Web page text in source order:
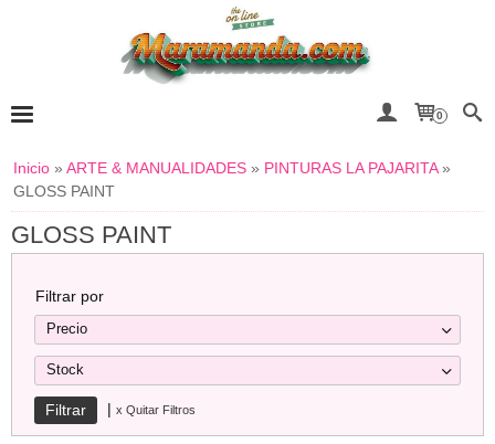
0
Inicio » ARTE & MANUALIDADES » PINTURAS LA PAJARITA»
GLOSS PAINT
GLOSS PAINT
Filtrar por
Precio
Stock
| x Quitar Filtros